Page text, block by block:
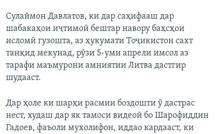
Сулаймон Давлатов, ки дар саҳифааш дар
шабакаҳои иҷтимоӣ бештар навору баҳсҳои
исломӣ гузошта, аз ҳукумати Тоҷикистон сахт
танқид мекунад, рӯзи 5-уми апрели имсол аз
тарафи маъмурони амниятии Литва дастгир
шудааст.
Дар ҳоле ки шарҳи расмии боздошти ӯ дастрас
нест, худаш дар як тамоси видеоӣ бо Шарофиддин
Гадоев, фаъоли мухолифон, иддао кардааст, ки